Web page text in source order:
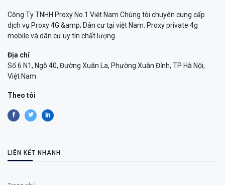
Công Ty TNHH Proxy No.1 Việt Nam Chúng tôi chuyên cung cấp
dịch vụ Proxy 4G &amp; Dân cư tại việt Nam. Proxy private 4g
mobile và dân cư uy tín chất lượng
Địa chỉ
Số 6 N1, Ngõ 40, Đường Xuân La, Phường Xuân Đỉnh, TP Hà Nội,
Việt Nam
Theo tôi
LIÊN KẾT NHANH